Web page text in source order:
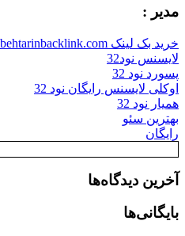
مدیر :
خرید بک لینک behtarinbacklink.com
لایسنس نود32
پسورد نود 32
اوکلی لایسنس رایگان نود 32
همیار نود 32
بهترین سئو
رایگان
آخرین دیدگاه‌ها
بایگانی‌ها